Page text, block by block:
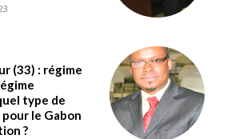
(33) : régime
type de
le Gabon
?